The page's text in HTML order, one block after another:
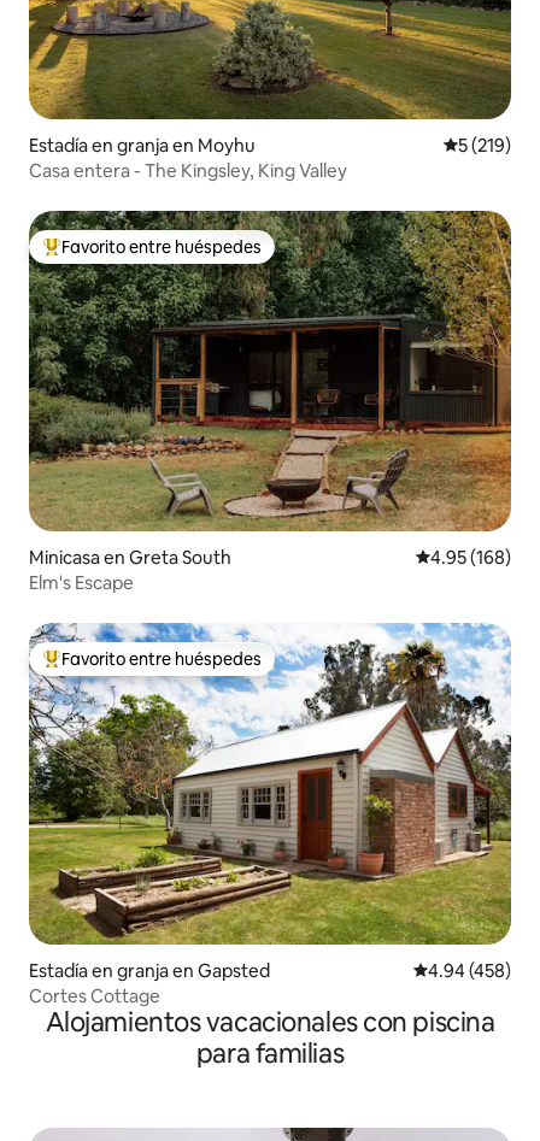
Estadía en granja en Moyhu
5 (219)
Casa entera - The Kingsley, King Valley
Favorito entre huéspedes preferido
Favorito entre huéspedes
Minicasa en Greta South Calificación
4.95 (168)
Elm's Escape
Favorito entre huéspedes preferido
Favorito entre huéspedes
Estadía en granja en Gapsted Calificación
4.94 (458)
Cortes Cottage
Alojamientos vacacionales con piscina
para familias